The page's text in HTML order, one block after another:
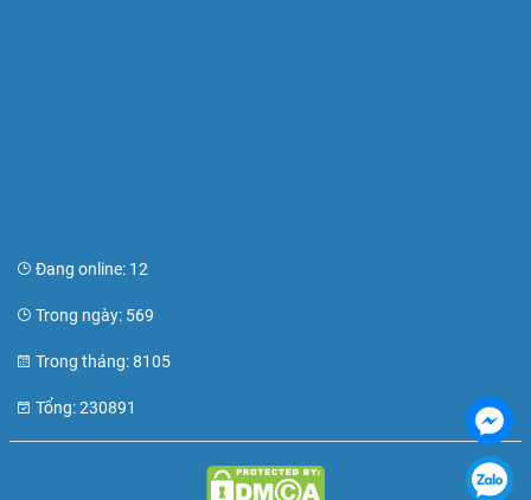
Đang online: 12
Trong ngày: 569
Trong tháng: 8105
Tổng: 230891